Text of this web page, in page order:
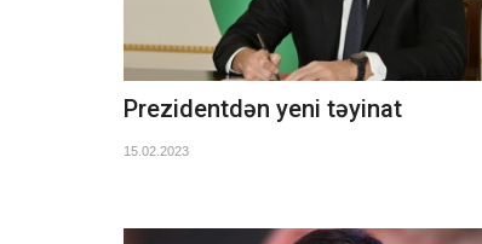
Prezidentdən yeni təyinat
15.02.2023